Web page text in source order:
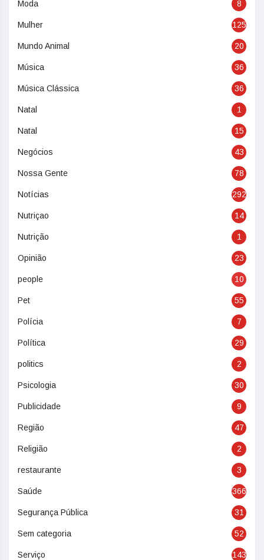
Moda 8
Mulher 125
Mundo Animal 20
Música 36
Música Clássica 36
Natal 1
Natal 15
Negócios 43
Nossa Gente 78
Notícias 292
Nutriçao 14
Nutrição 1
Opinião 23
people 10
Pet 55
Polícia 7
Política 29
politics 2
Psicologia 30
Publicidade 9
Região 47
Religião 2
restaurante 3
Saúde 366
Segurança Pública 31
Sem categoria 52
Serviço 143